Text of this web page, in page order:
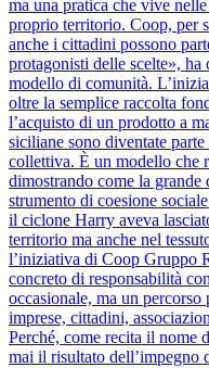
ma una pratica che vive
proprio territorio. Coop, per
anche i cittadini possono
protagonisti delle scelte»,
modello di comunità.
oltre la semplice raccolta
l’acquisto di un prodotto a
siciliane sono diventate
collettiva. È un modello che
dimostrando come la
strumento di coesione
il ciclone Harry aveva
territorio ma anche nel
l’iniziativa di Coop Gruppo
concreto di responsabilità
occasionale, ma un
imprese, cittadini,
Perché, come recita il nome
mai il risultato dell’impegno